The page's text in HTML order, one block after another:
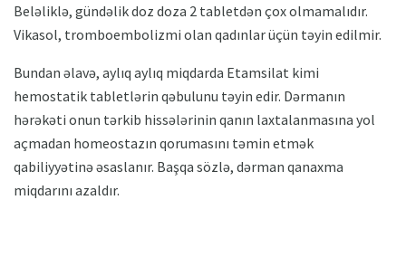
Beləliklə, gündəlik doz doza 2 tabletdən çox olmamalıdır.
Vikasol, tromboembolizmi olan qadınlar üçün təyin edilmir.
Bundan əlavə, aylıq aylıq miqdarda Etamsilat kimi
hemostatik tabletlərin qəbulunu təyin edir. Dərmanın
hərəkəti onun tərkib hissələrinin qanın laxtalanmasına yol
açmadan homeostazın qorumasını təmin etmək
qabiliyyətinə əsaslanır. Başqa sözlə, dərman qanaxma
miqdarını azaldır.